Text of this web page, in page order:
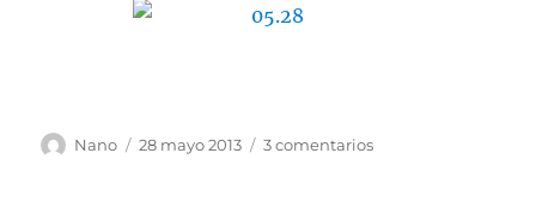
Autor
Nano
Publicado
28 mayo 2013 3 comentariosen